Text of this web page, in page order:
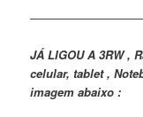
JÁ LIGOU A 3RW ,
celular, tablet ,
imagem abaixo :